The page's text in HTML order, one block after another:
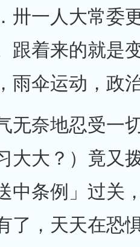
卅一人大常委
跟着来的就是
雨伞运动，政
无奈地忍受一
大大？）竟又
中条例」过关
了，天天在恐